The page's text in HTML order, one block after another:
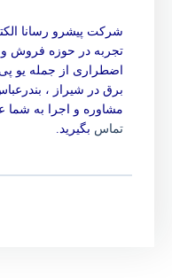
تجربه در حوزه فروش و
اضطراری از جمله یو پی
برق در شیراز ،
مشاوره و اجرا به شما
تماس بگیرید.